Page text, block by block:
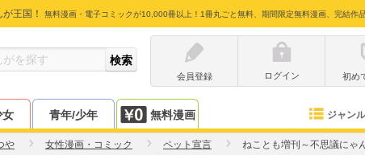
王国！ 無料漫画・電子コミックが10,000冊以上！1冊丸ごと無料、期間限定無料漫画、完結作
会員登録
ログイン 初め
女 青年/少年 無料漫画 ジャンル
や 女性漫画・コミック ペット宣言 ねことも増刊～不思議にゃ